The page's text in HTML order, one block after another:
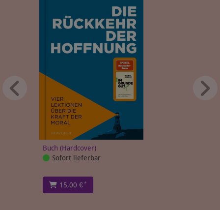
Buch (Hardcover)
Sofort lieferbar
15,00 € *